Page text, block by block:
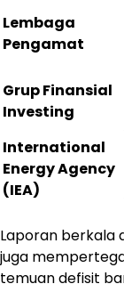
Lembaga
Pengamat
Grup Finansial
Investing
International
Energy Agency
(IEA)
Laporan berkala
juga
temuan defisit